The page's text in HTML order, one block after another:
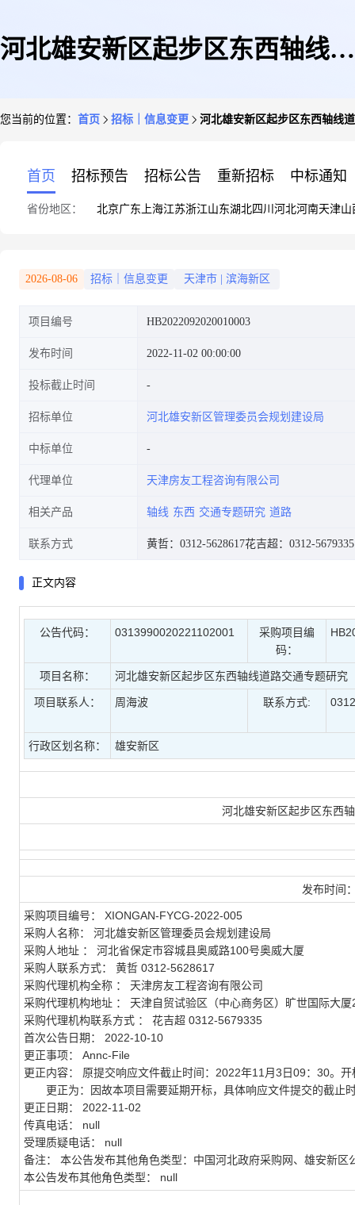
河北雄安新区起步区东西轴线道
您当前的位置： 首页 招标｜信息变更 河北雄安新区起步区东西轴线
首页 招标预告 招标公告 重新招标 中标通知
省份地区： 北京广东 上海江苏浙江山东湖北四川 河北河南天津山
2026-08-06 招标｜信息变更 天津市 滨海新区
项目编号 HB2022092020010003
发布时间 2022-11-02 00:00:00
投标截止时间
招标单位 河北雄安新区管理委员会规划建设局
中标单位
代理单位 天津房友工程咨询有限公司
相关产品 轴线 东西 交通专题研究 道路
联系方式 黄哲：0312-5628617花吉超：0312-5679335
正文内容
公告代码： 0313990020221102001
采购项目编
码：
项目名称： 河北雄安新区起步区东西轴线道路交通专题研究
项目联系人： 周海波 联系方式:
行政区划名称： 雄安新区
河北雄安新区起步区东西
发布时间
采购项目编号：
XIONGAN-FYCG-2022-005
采购人名称： 河北雄安新区管理委员会规划建设局
采购人地址 ： 河北省保定市容城县奥威路100号奥威大厦
采购人联系方式： 黄哲 0312-5628617
采购代理机构全称 ： 天津房友工程咨询有限公司
采购代理机构地址 ： 天津自贸试验区（中心商务区）旷世国际大
采购代理机构联系方式 ： 花吉超 0312-5679335
首次公告日期： 2022-10-10
更正事项： Annc-File
更正内容：
原提交响应文件截止时间：2022年11月3日09：30。
更正为：因故本项目需要延期开标，具体响应文件提交的截止
更正日期： 2022-11-02
传真电话： null
受理质疑电话： null
备注： 本公告发布其他角色类型：中国河北政府采购网、雄安新
本公告发布其他角色类型： null